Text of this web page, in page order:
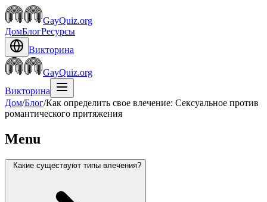
GayQuiz.org
ДомБлогРесурсы
Викторина
GayQuiz.org
Викторина
Дом/Блог/Как определить свое влечение: Сексуальное против
романтического притяжения
Menu
Какие существуют типы влечения?